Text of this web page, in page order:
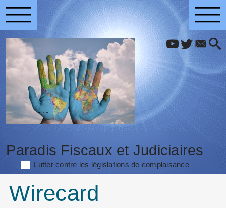
Paradis Fiscaux et Judiciaires
Lutter contre les législations de complaisance
Wirecard